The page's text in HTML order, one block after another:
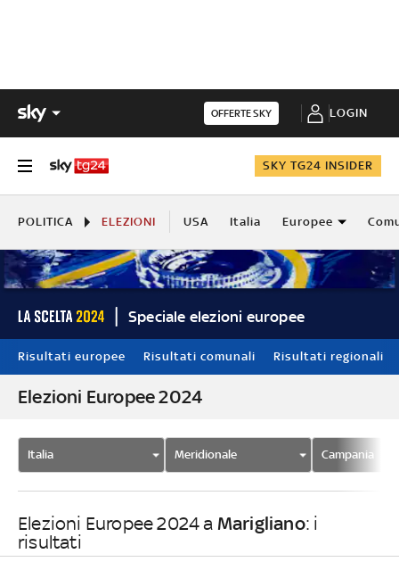
OFFERTE SKY LOGIN
SKY TG24 INSIDER
POLITICA ELEZIONI USA Italia Europee
Speciale elezioni europee
Risultati europee Risultati comunali Risultati regionali
Elezioni Europee 2024
Italia Meridionale Campania
Elezioni Europee 2024 a Marigliano: i
risultati